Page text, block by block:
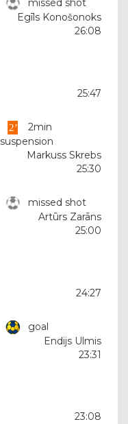
missed shot
Egīls Konošonoks
26:08
25:47
2min
suspension
Markuss Skrebs
25:30
missed shot
Artūrs Zarāns
25:00
24:27
goal
Endijs Ulmis
23:31
23:08